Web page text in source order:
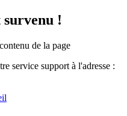
survenu !
de la page
service support à l'adresse :